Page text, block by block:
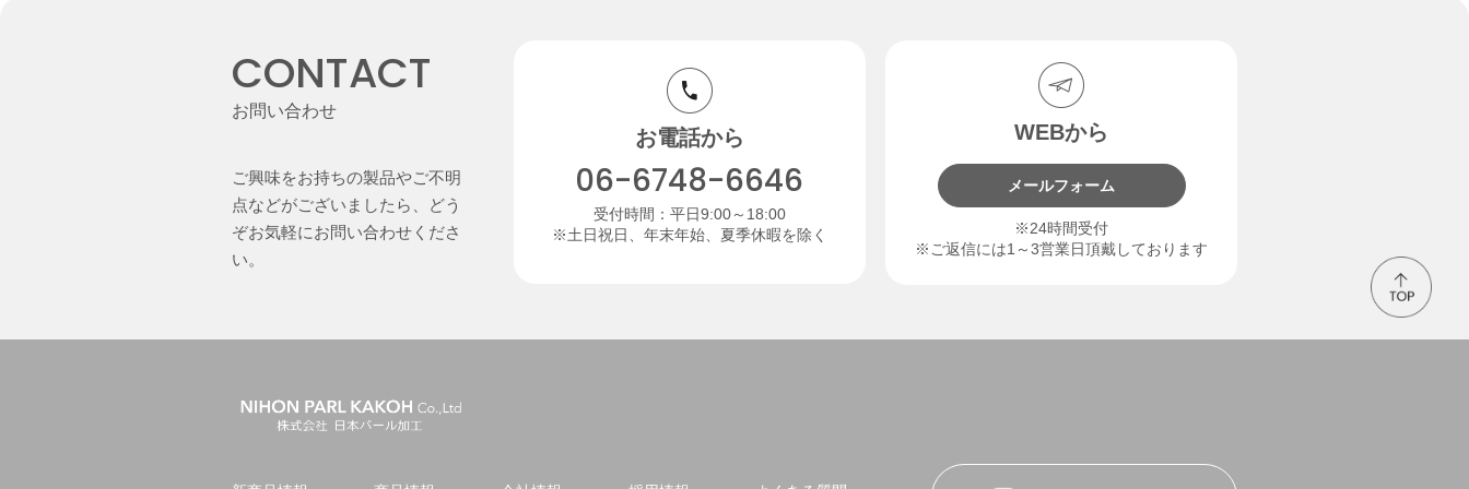
CONTACT
お問い合わせ
ご興味をお持ちの製品やご不明
点などがございましたら、どう
ぞお気軽にお問い合わせくださ
い。
お電話から
06-6748-6646
受付時間：平日9:00～18:00
※土日祝日、年末年始、夏季休暇を除く
WEBから
メールフォーム
※24時間受付
※ご返信には1～3営業日頂戴しております